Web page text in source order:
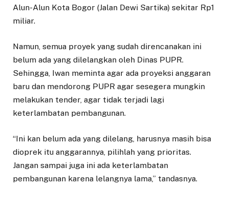
Alun-Alun Kota Bogor (Jalan Dewi Sartika) sekitar Rp1
miliar.
Namun, semua proyek yang sudah direncanakan ini
belum ada yang dilelangkan oleh Dinas PUPR.
Sehingga, Iwan meminta agar ada proyeksi anggaran
baru dan mendorong PUPR agar sesegera mungkin
melakukan tender, agar tidak terjadi lagi
keterlambatan pembangunan.
“Ini kan belum ada yang dilelang, harusnya masih bisa
dioprek itu anggarannya, pilihlah yang prioritas.
Jangan sampai juga ini ada keterlambatan
pembangunan karena lelangnya lama,” tandasnya.